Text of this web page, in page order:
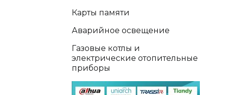
Карты памяти
Аварийное освещение
Газовые котлы и
электрические отопительные
приборы